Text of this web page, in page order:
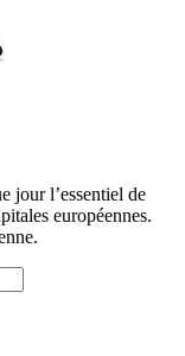
jour l’essentiel de
européennes.